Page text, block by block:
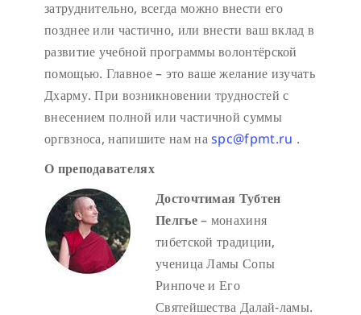
затруднительно, всегда можно внести его
позднее или частично, или внести ваш вклад в
развитие учебной программы волонтёрской
помощью. Главное – это ваше желание изучать
Дхарму. При возникновении трудностей с
внесением полной или частичной суммы
оргвзноса, напишите нам наspc@fpmt.ru .
О преподавателях
Досточтимая Тубтен
Пелгье– монахиня
тибетской традиции,
ученица Ламы Сопы
Ринпоче и Его
Святейшества Далай-ламы.